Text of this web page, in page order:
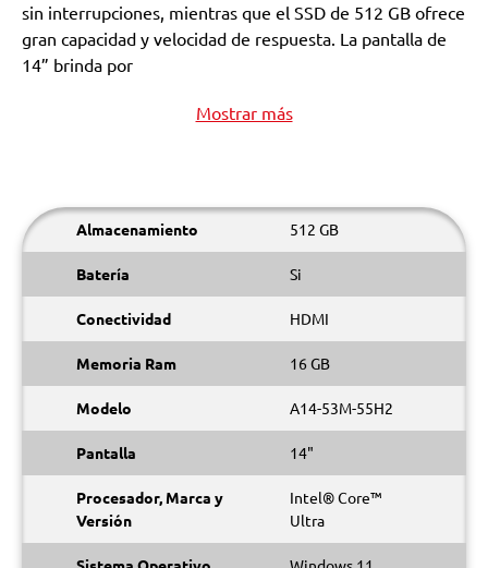
sin interrupciones, mientras que el SSD de 512 GB ofrece
gran capacidad y velocidad de respuesta. La pantalla de
14” brinda por
Mostrar más
Almacenamiento 512 GB
Batería Si
Conectividad HDMI
Memoria Ram 16 GB
Modelo A14-53M-55H2
Pantalla 14"
Procesador, Marca y
Versión
Intel® Core™
Ultra